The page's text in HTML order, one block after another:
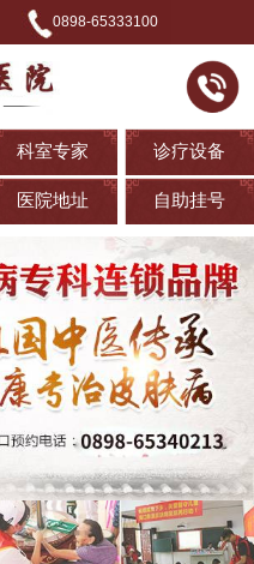
0898-65333100
科室专家 诊疗设备
医院地址 自助挂号